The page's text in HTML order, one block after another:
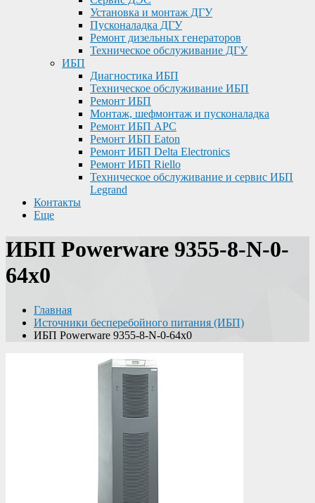
Установка и монтаж ДГУ
Пусконаладка ДГУ
Ремонт дизельных генераторов
Техническое обслуживание ДГУ
ИБП
Диагностика ИБП
Техническое обслуживание ИБП
Ремонт ИБП
Монтаж, шефмонтаж и пусконаладка
Ремонт ИБП APC
Ремонт ИБП Eaton
Ремонт ИБП Delta Electronics
Ремонт ИБП Riello
Техническое обслуживание и сервис ИБП
Legrand
Контакты
Еще
ИБП Powerware 9355-8-N-0-
64x0
Главная
Источники бесперебойного питания (ИБП)
ИБП Powerware 9355-8-N-0-64x0